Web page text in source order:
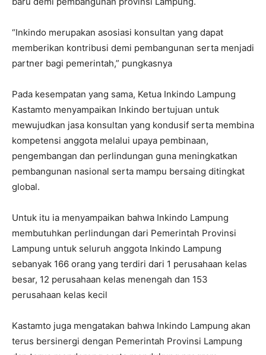
“Inkindo merupakan asosiasi konsultan yang dapat
memberikan kontribusi demi pembangunan serta menjadi
partner bagi pemerintah,” pungkasnya
Pada kesempatan yang sama, Ketua Inkindo Lampung
Kastamto menyampaikan Inkindo bertujuan untuk
mewujudkan jasa konsultan yang kondusif serta membina
kompetensi anggota melalui upaya pembinaan,
pengembangan dan perlindungan guna meningkatkan
pembangunan nasional serta mampu bersaing ditingkat
global.
Untuk itu ia menyampaikan bahwa Inkindo Lampung
membutuhkan perlindungan dari Pemerintah Provinsi
Lampung untuk seluruh anggota Inkindo Lampung
sebanyak 166 orang yang terdiri dari 1 perusahaan kelas
besar, 12 perusahaan kelas menengah dan 153
perusahaan kelas kecil
Kastamto juga mengatakan bahwa Inkindo Lampung akan
terus bersinergi dengan Pemerintah Provinsi Lampung